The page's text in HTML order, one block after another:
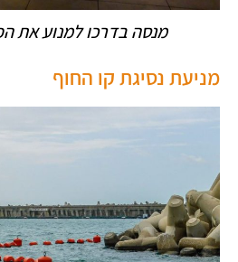
מנסה בדרכו למנוע את
מניעת נסיגת קו החוף